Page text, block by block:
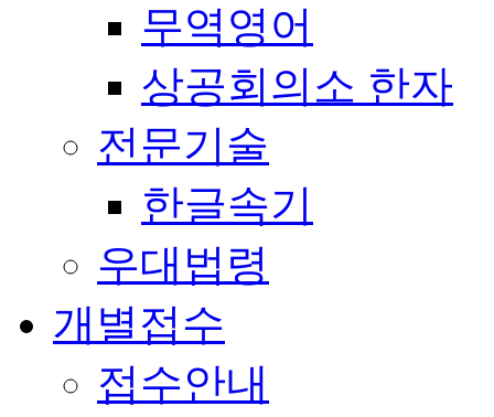
무역영어
상공회의소 한자
전문기술
한글속기
우대법령
개별접수
접수안내